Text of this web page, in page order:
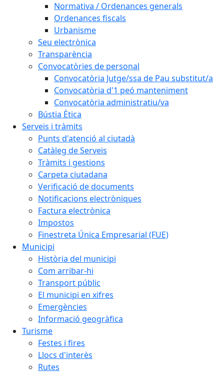
Normativa / Ordenances generals
Ordenances fiscals
Urbanisme
Seu electrònica
Transparència
Convocatòries de personal
Convocatòria Jutge/ssa de Pau substitut/a
Convocatòria d'1 peó manteniment
Convocatòria administratiu/va
Bústia Ètica
Serveis i tràmits
Punts d'atenció al ciutadà
Catàleg de Serveis
Tràmits i gestions
Carpeta ciutadana
Verificació de documents
Notificacions electròniques
Factura electrònica
Impostos
Finestreta Única Empresarial (FUE)
Municipi
Història del municipi
Com arribar-hi
Transport públic
El municipi en xifres
Emergències
Informació geogràfica
Turisme
Festes i fires
Llocs d'interès
Rutes